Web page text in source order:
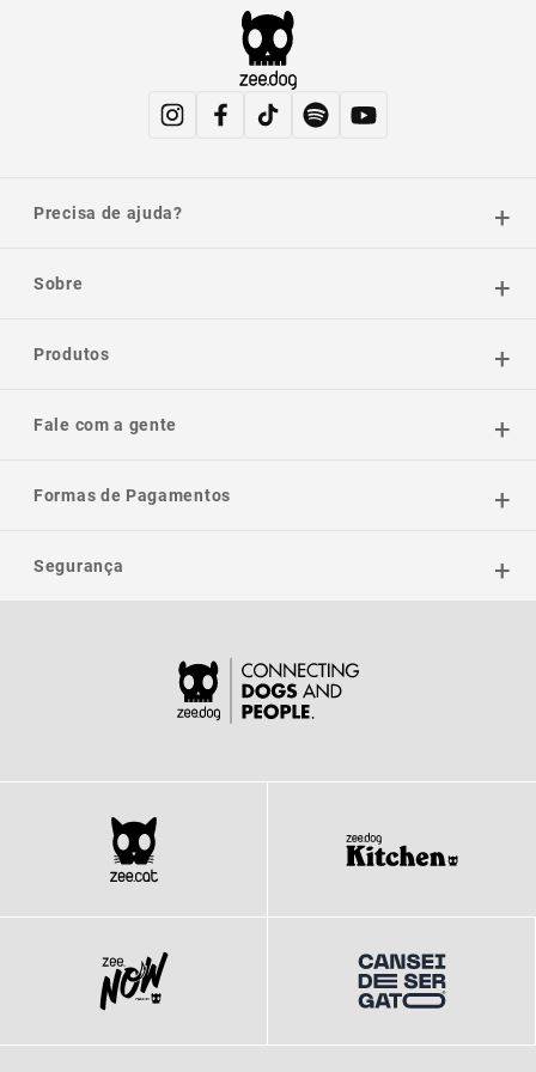
Precisa de ajuda?
Sobre
Produtos
Fale com a gente
Formas de Pagamentos
Segurança